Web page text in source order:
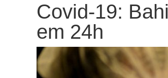
Covid-19:
em 24h